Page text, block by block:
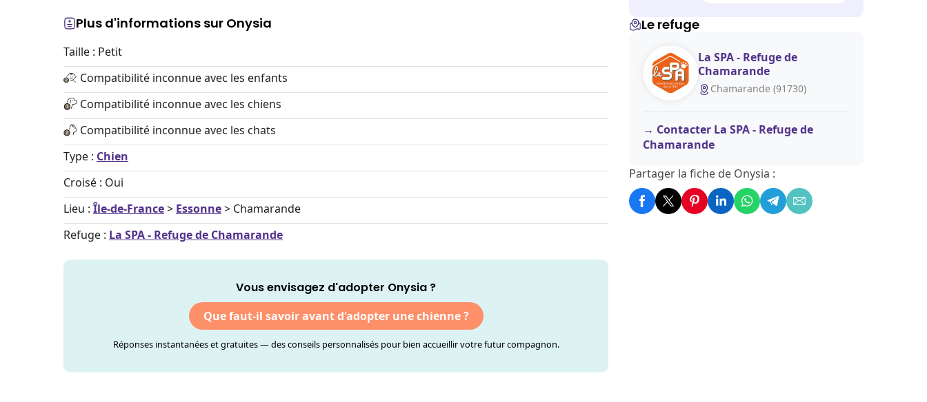
Plus d'informations sur Onysia
Taille : Petit
Compatibilité inconnue avec les enfants
Compatibilité inconnue avec les chiens
Compatibilité inconnue avec les chats
Type : Chien
Croisé : Oui
Lieu : Île-de-France> Essonne> Chamarande
Refuge : La SPA - Refuge de Chamarande
Vous envisagez d'adopter Onysia ?
Que faut-il savoir avant d'adopter une chienne ?
Réponses instantanées et gratuites — des conseils personnalisés pour bien accueillir votre futur compagnon.
Le refuge
La SPA - Refuge de
Chamarande
Chamarande (91730)
Contacter La SPA - Refuge de
Chamarande
Partager la fiche de Onysia :